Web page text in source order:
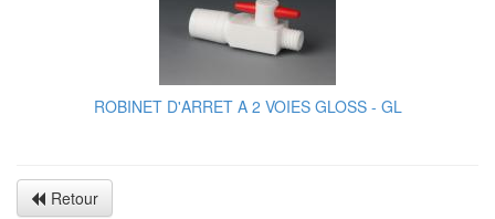
ROBINET D'ARRET A 2 VOIES GLOSS - GL
Retour